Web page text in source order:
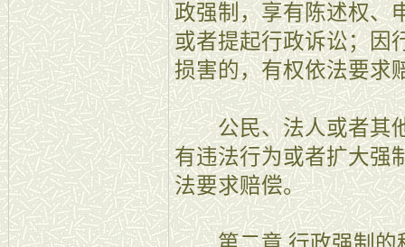
政强制，享有陈述权、
或者提起行政诉讼；因
损害的，有权依法要求
公民、法人或者其他
有违法行为或者扩大强
法要求赔偿。